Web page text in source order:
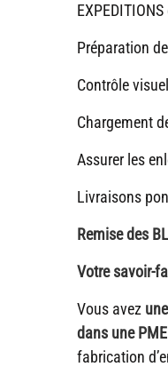
Préparation
Contrôle
Chargement
Assurer les
Livraisons
Remise des
Votre savoir-
Vous avez
dans une
fabrication